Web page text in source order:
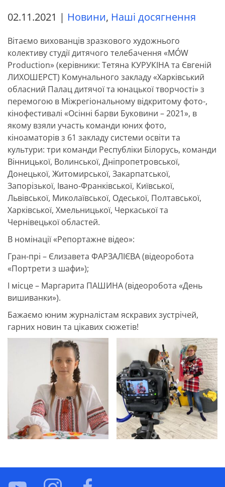
02.11.2021 | Новини, Наші досягнення
Вітаємо вихованців зразкового художнього
колективу студії дитячого телебачення «MÓW
Production» (керівники: Тетяна КУРУКІНА та Євгеній
ЛИХОШЕРСТ) Комунального закладу «Харківський
обласний Палац дитячої та юнацької творчості» з
перемогою в Міжрегіональному відкритому фото-,
кінофестивалі «Осінні барви Буковини – 2021», в
якому взяли участь команди юних фото,
кіноаматорів з 61 закладу системи освіти та
культури: три команди Республіки Білорусь, команди
Вінницької, Волинської, Дніпропетровської,
Донецької, Житомирської, Закарпатської,
Запорізької, Івано-Франківської, Київської,
Львівської, Миколаївської, Одеської, Полтавської,
Харківської, Хмельницької, Черкаської та
Чернівецької областей.
В номінації «Репортажне відео»:
Гран-прі – Єлизавета ФАРЗАЛІЄВА (відеоробота
«Портрети з шафи»);
І місце – Маргарита ПАШИНА (відеоробота «День
вишиванки»).
Бажаємо юним журналістам яскравих зустрічей,
гарних новин та цікавих сюжетів!